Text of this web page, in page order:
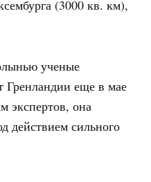
(3000 кв. км),
ученые
Гренландии еще в мае
экспертов, она
действием сильного